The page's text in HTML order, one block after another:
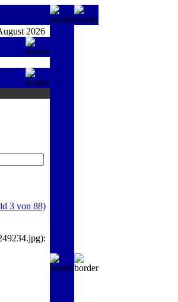
2026
3 von 88)